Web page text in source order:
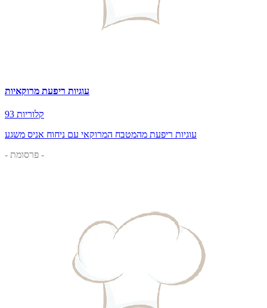
עוגיות ריפעת מרוקאיות
93 קלוריות
עוגיות ריפעת מהמטבח המרוקאי עם ניחוח אניס משגע
- פרסומת -